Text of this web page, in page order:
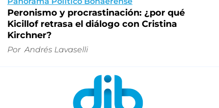
Peronismo y procrastinación: ¿por qué
Kicillof retrasa el diálogo con Cristina
Kirchner?
Por Andrés Lavaselli